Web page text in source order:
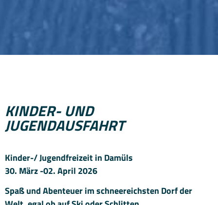
KINDER- UND
JUGENDAUSFAHRT
Kinder-/ Jugendfreizeit in Damüls
30. März -02. April 2026
Spaß und Abenteuer im schneereichsten Dorf der